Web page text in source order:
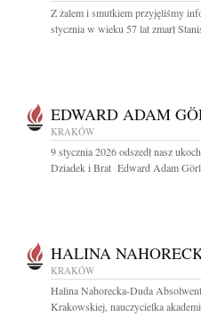
Z żalem i smutkiem przyjęliśmy
stycznia w wieku 57 lat zmarł
EDWARD ADAM
KRAKÓW
9 stycznia 2026 odszedł nasz
Dziadek i Brat Edward Adam
HALINA
KRAKÓW
Halina Nahorecka-Duda
Krakowskiej, nauczycielka